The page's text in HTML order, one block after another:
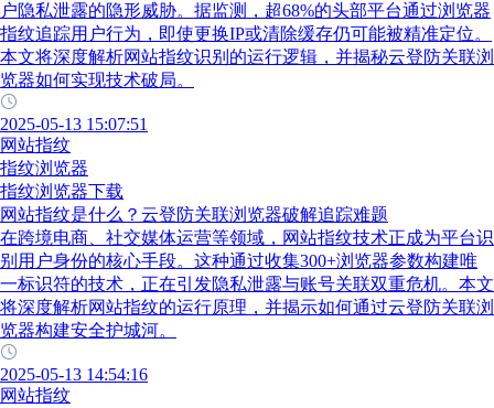
户隐私泄露的隐形威胁。据监测，超68%的头部平台通过浏览器
指纹追踪用户行为，即使更换IP或清除缓存仍可能被精准定位。
本文将深度解析网站指纹识别的运行逻辑，并揭秘云登防关联浏
览器如何实现技术破局。
2025-05-13 15:07:51
网站指纹
指纹浏览器
指纹浏览器下载
网站指纹是什么？云登防关联浏览器破解追踪难题
在跨境电商、社交媒体运营等领域，网站指纹技术正成为平台识
别用户身份的核心手段。这种通过收集300+浏览器参数构建唯
一标识符的技术，正在引发隐私泄露与账号关联双重危机。本文
将深度解析网站指纹的运行原理，并揭示如何通过云登防关联浏
览器构建安全护城河。
2025-05-13 14:54:16
网站指纹